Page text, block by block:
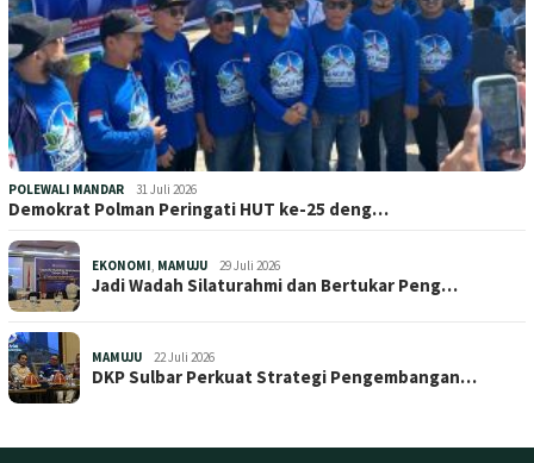
POLEWALI MANDAR 31 Juli 2026
Demokrat Polman Peringati HUT ke-25 deng…
EKONOMI, MAMUJU 29 Juli 2026
Jadi Wadah Silaturahmi dan Bertukar Peng…
MAMUJU 22 Juli 2026
DKP Sulbar Perkuat Strategi Pengembangan…